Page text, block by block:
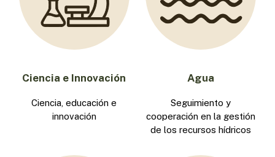
Ciencia e Innovación
Ciencia, educación e
innovación
Agua
Seguimiento y
cooperación en la gestión
de los recursos hídricos